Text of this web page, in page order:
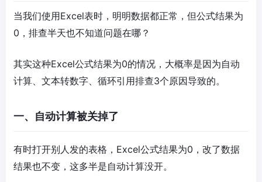
当我们使用Excel表时，明明数据都正常，但公式结果为
0，排查半天也不知道问题在哪？
其实这种Excel公式结果为0的情况，大概率是因为自动
计算、文本转数字、循环引用排查3个原因导致的。
一、自动计算被关掉了
有时打开别人发的表格，Excel公式结果为0，改了数据
结果也不变，这多半是自动计算没开。